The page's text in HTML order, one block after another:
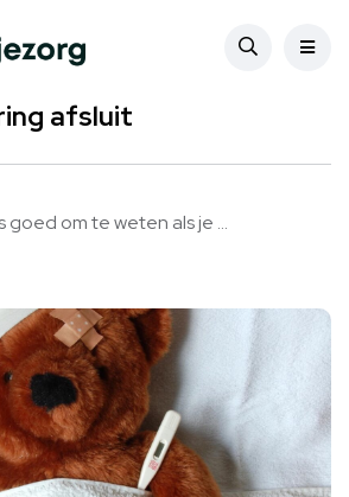
te weten als je een
afsluit
goed om te weten als je ...